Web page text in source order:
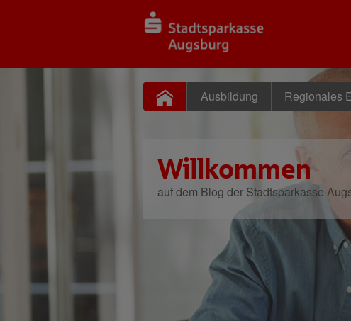
Ausbildung Regionales
Willkommen
auf dem Blog der Stadtsparkasse